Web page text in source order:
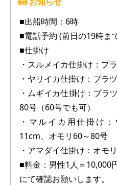
■出船時間：6時
■電話予約 (前日の19時ま
■仕掛け
・スルメイカ仕掛け：プ
・ヤリイカ仕掛け：プラ
・ムギイカ仕掛け：プラ
80号（60号でも可）
・マルイカ用仕掛け
11cm、オモリ60～80号
・アマダイ仕掛け：オモ
■料金：男性1人＝10,000
にて確認お願いします。